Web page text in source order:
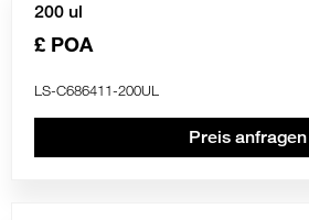
200 ul
£ POA
LS-C686411-200UL
Preis anfragen